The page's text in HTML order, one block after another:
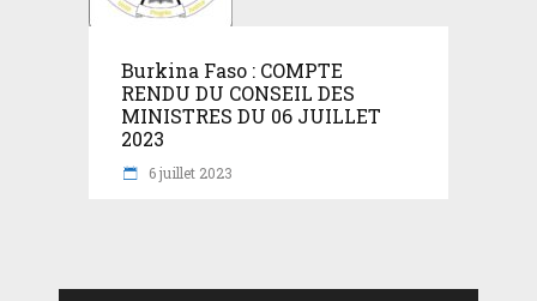
Burkina Faso : COMPTE
RENDU DU CONSEIL DES
MINISTRES DU 06 JUILLET
2023
6 juillet 2023